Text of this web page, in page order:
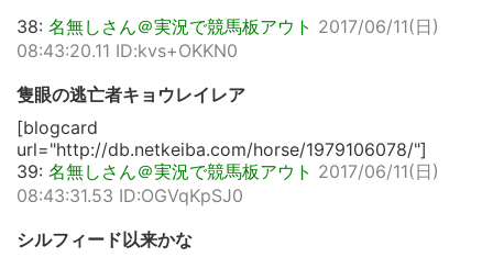
38: 名無しさん＠実況で競馬板アウト 2017/06/11(日)
08:43:20.11 ID:kvs+OKKN0
隻眼の逃亡者キョウレイレア
[blogcard
url="http://db.netkeiba.com/horse/1979106078/"]
39: 名無しさん＠実況で競馬板アウト 2017/06/11(日)
08:43:31.53 ID:OGVqKpSJ0
シルフィード以来かな